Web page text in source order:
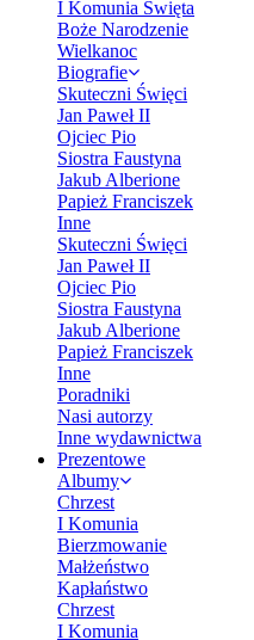
I Komunia Święta
Boże Narodzenie
Wielkanoc
Biografie
Skuteczni Święci
Jan Paweł II
Ojciec Pio
Siostra Faustyna
Jakub Alberione
Papież Franciszek
Inne
Skuteczni Święci
Jan Paweł II
Ojciec Pio
Siostra Faustyna
Jakub Alberione
Papież Franciszek
Inne
Poradniki
Nasi autorzy
Inne wydawnictwa
Prezentowe
Albumy
Chrzest
I Komunia
Bierzmowanie
Małżeństwo
Kapłaństwo
Chrzest
I Komunia